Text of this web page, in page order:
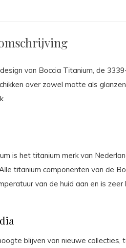
van Boccia Titanium, de
over zowel matte als
is het titanium merk van
titanium componenten van de
van de huid aan en is
blijven van nieuwe